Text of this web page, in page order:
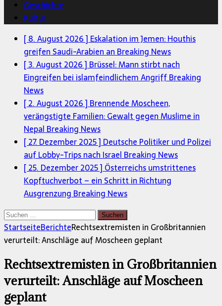
Geschichte
Kultur
[ 8. August 2026 ] Eskalation im Jemen: Houthis
greifen Saudi-Arabien an Breaking News
[ 3. August 2026 ] Brüssel: Mann stirbt nach
Eingreifen bei islamfeindlichem AngriffBreaking
News
[ 2. August 2026 ] Brennende Moscheen,
verängstigte Familien: Gewalt gegen Muslime in
Nepal Breaking News
[ 27. Dezember 2025 ] Deutsche Politiker und Polizei
auf Lobby-Trips nach Israel Breaking News
[ 25. Dezember 2025 ] Österreichs umstrittenes
Kopftuchverbot – ein Schritt in Richtung
Ausgrenzung Breaking News
Suchen
nach:
StartseiteBerichteRechtsextremisten in Großbritannien
verurteilt: Anschläge auf Moscheen geplant
Rechtsextremisten in Großbritannien
verurteilt: Anschläge auf Moscheen
geplant